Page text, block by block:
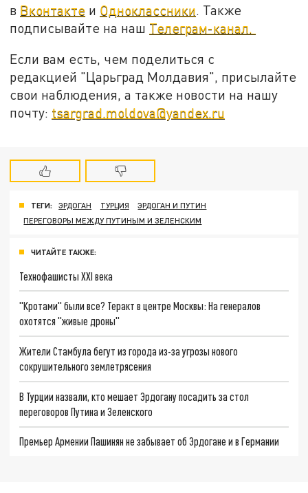
в Вконтакте и Одноклассники . Также
подписывайте на наш Телеграм-канал.
Если вам есть, чем поделиться с
редакцией "Царьград Молдавия", присылайте
свои наблюдения, а также новости на нашу
почту: tsargrad.moldova@yandex.ru
ТЕГИ: ЭРДОГАН ТУРЦИЯ
ЭРДОГАН И ПУТИН
ПЕРЕГОВОРЫ МЕЖДУ ПУТИНЫМ И ЗЕЛЕНСКИМ
ЧИТАЙТЕ ТАКЖЕ:
Технофашисты XXI века
"Кротами" были все? Теракт в центре Москвы: На генералов
охотятся "живые дроны"
Жители Стамбула бегут из города из-за угрозы нового
сокрушительного землетрясения
В Турции назвали, кто мешает Эрдогану посадить за стол
переговоров Путина и Зеленского
Премьер Армении Пашинян не забывает об Эрдогане и в Германии